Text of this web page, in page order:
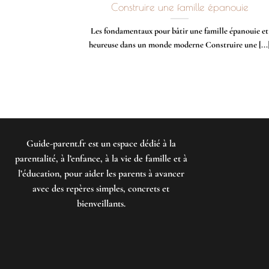
Construire une famille épanouie
Les fondamentaux pour bâtir une famille épanouie et
heureuse dans un monde moderne Construire une [...]
Guide-parent.frest un espace dédié à la
parentalité, à l’enfance, à la vie de famille et à
l’éducation, pour aider les parents à avancer
avec des repères simples, concrets et
bienveillants.